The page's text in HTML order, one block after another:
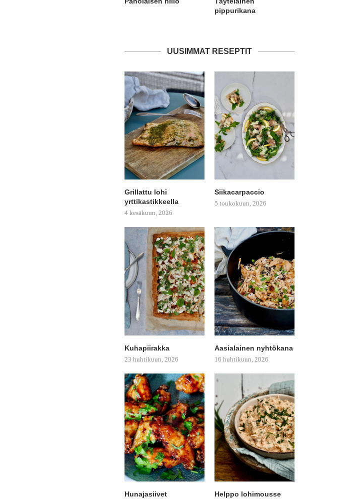
pippurikana
UUSIMMAT RESEPTIT
Grillattu lohi
yrttikastikkeella
4 kesäkuun, 2026
Siikacarpaccio
5 toukokuun, 2026
Kuhapiirakka
23 huhtikuun, 2026
Aasialainen nyhtökana
16 huhtikuun, 2026
Hunajasiivet Helppo lohimousse